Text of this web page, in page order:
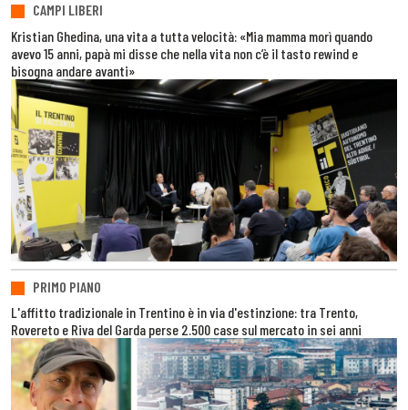
CAMPI LIBERI
Kristian Ghedina, una vita a tutta velocità: «Mia mamma morì quando
avevo 15 anni, papà mi disse che nella vita non c’è il tasto rewind e
bisogna andare avanti»
PRIMO PIANO
L'affitto tradizionale in Trentino è in via d'estinzione: tra Trento,
Rovereto e Riva del Garda perse 2.500 case sul mercato in sei anni